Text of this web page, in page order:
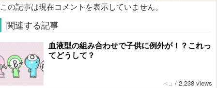
この記事は現在コメントを表示していません。
関連する記事
血液型の組み合わせで子供に例外が！？これっ
てどうして？
ペコ / 2,238 views